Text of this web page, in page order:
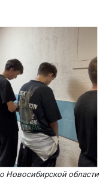
Новосибирской области